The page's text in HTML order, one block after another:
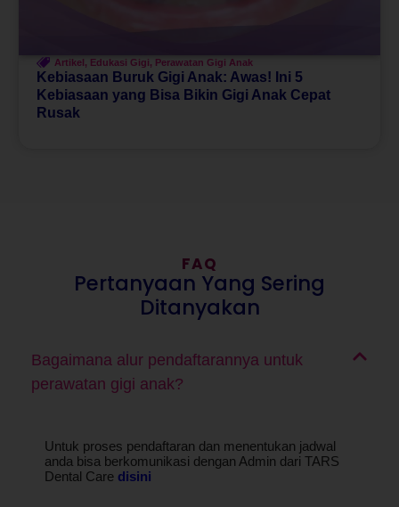
Artikel, Edukasi Gigi, Perawatan Gigi Anak
Kebiasaan Buruk Gigi Anak: Awas! Ini 5
Kebiasaan yang Bisa Bikin Gigi Anak Cepat
Rusak
FAQ
Pertanyaan Yang Sering
Ditanyakan
Bagaimana alur pendaftarannya untuk
perawatan gigi anak?
Untuk proses pendaftaran dan menentukan jadwal
anda bisa berkomunikasi dengan Admin dari TARS
Dental Care disini